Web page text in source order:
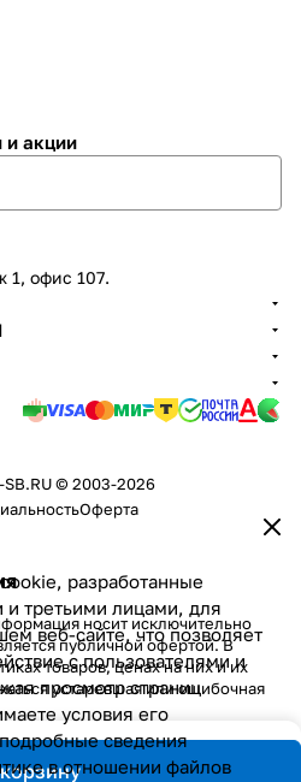
разработанные
третьими лицами, для
веб-сайте, что позволяет
с пользователями и
просмотр страниц
условия его
сведения
в отношении файлов
и акции
1, офис 107.
SB.RU © 2003-2026
Оферта
носит исключительно
публичной офертой. В
товаров, ценах на них и их
устаревшая или ошибочная